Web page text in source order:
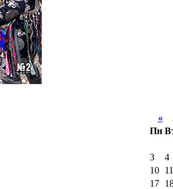
«
Пн
3
4
10
11
17